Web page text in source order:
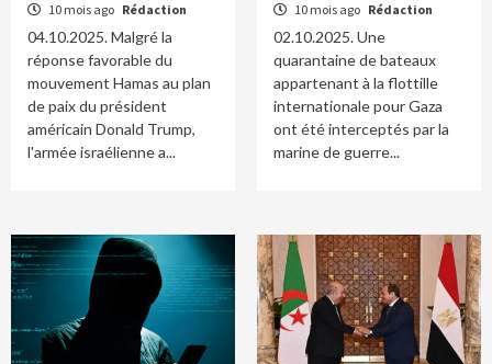
10 mois ago Rédaction
04.10.2025. Malgré la
réponse favorable du
mouvement Hamas au plan
de paix du président
américain Donald Trump,
l'armée israélienne a...
10 mois ago Rédaction
02.10.2025. Une
quarantaine de bateaux
appartenant à la flottille
internationale pour Gaza
ont été interceptés par la
marine de guerre...